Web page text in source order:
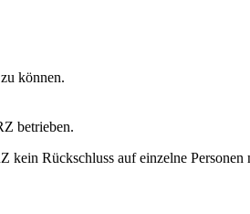
können.
betrieben.
kein Rückschluss auf einzelne Personen